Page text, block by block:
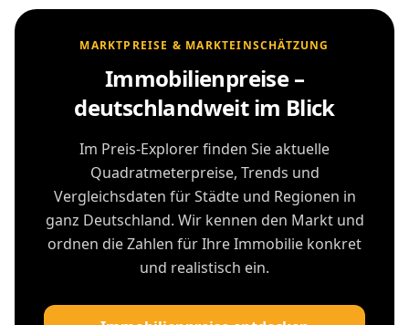
MARKTPREISE & MARKTEINSCHÄTZUNG
Immobilienpreise –
deutschlandweit im Blick
Im Preis-Explorer finden Sie aktuelle
Quadratmeterpreise, Trends und
Vergleichsdaten für Städte und Regionen in
ganz Deutschland. Wir kennen den Markt und
ordnen die Zahlen für Ihre Immobilie konkret
und realistisch ein.